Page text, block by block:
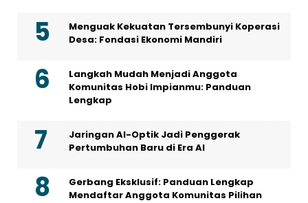
Menguak Kekuatan Tersembunyi Koperasi
Desa: Fondasi Ekonomi Mandiri
Langkah Mudah Menjadi Anggota
Komunitas Hobi Impianmu: Panduan
Lengkap
Jaringan AI-Optik Jadi Penggerak
Pertumbuhan Baru di Era AI
Gerbang Eksklusif: Panduan Lengkap
Mendaftar Anggota Komunitas Pilihan